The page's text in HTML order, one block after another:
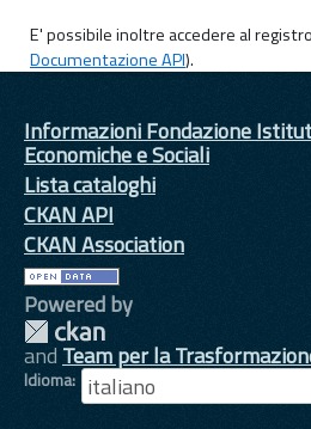
E' possibile inoltre accedere al
Documentazione API).
Informazioni Fondazione
Economiche e Sociali
Lista cataloghi
CKAN API
CKAN Association
Powered by
and Team per la
Idioma